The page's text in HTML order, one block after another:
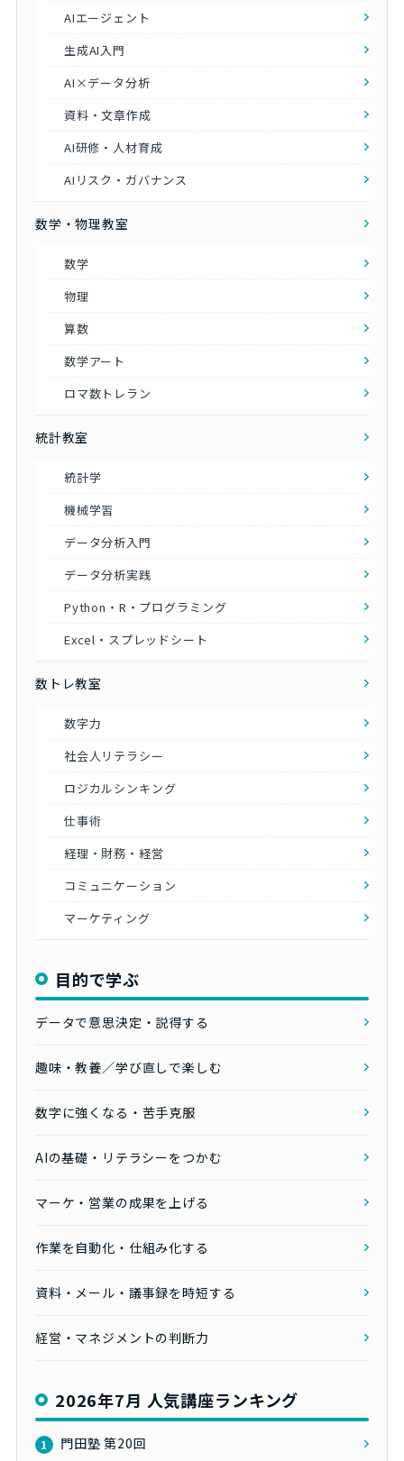
AIエージェント
生成AI入門
AI×データ分析
資料・文章作成
AI研修・人材育成
AIリスク・ガバナンス
数学・物理教室
数学
物理
算数
数学アート
ロマ数トレラン
統計教室
統計学
機械学習
データ分析入門
データ分析実践
Python・R・プログラミング
Excel・スプレッドシート
数トレ教室
数字力
社会人リテラシー
ロジカルシンキング
仕事術
経理・財務・経営
コミュニケーション
マーケティング
目的で学ぶ
データで意思決定・説得する
趣味・教養／学び直しで楽しむ
数字に強くなる・苦手克服
AIの基礎・リテラシーをつかむ
マーケ・営業の成果を上げる
作業を自動化・仕組み化する
資料・メール・議事録を時短する
経営・マネジメントの判断力
2026年7月 人気講座ランキング
1 門田塾 第20回